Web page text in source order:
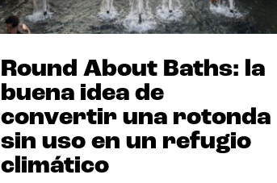
Round About Baths: la
buena idea de
convertir una rotonda
sin uso en un refugio
climático